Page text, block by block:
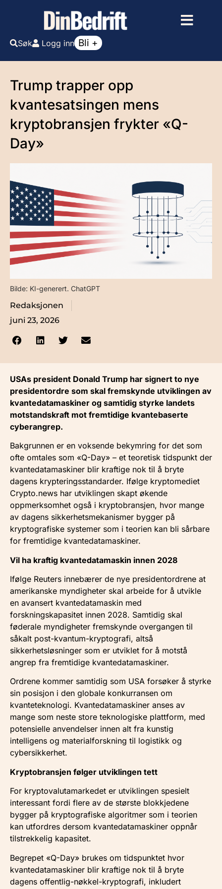
Søk Logg inn Bli +
Trump trapper opp
kvantesatsingen mens
kryptobransjen frykter «Q-
Day»
Bilde: KI-generert. ChatGPT
Redaksjonen
juni 23, 2026
USAs president Donald Trump har signert to nye
presidentordre som skal fremskynde utviklingen av
kvantedatamaskiner og samtidig styrke landets
motstandskraft mot fremtidige kvantebaserte
cyberangrep.
Bakgrunnen er en voksende bekymring for det som
ofte omtales som «Q-Day» – et teoretisk tidspunkt der
kvantedatamaskiner blir kraftige nok til å bryte
dagens krypteringsstandarder. Ifølge kryptomediet
Crypto.news har utviklingen skapt økende
oppmerksomhet også i kryptobransjen, hvor mange
av dagens sikkerhetsmekanismer bygger på
kryptografiske systemer som i teorien kan bli sårbare
for fremtidige kvantedatamaskiner.
Vil ha kraftig kvantedatamaskin innen 2028
Ifølge Reuters innebærer de nye presidentordrene at
amerikanske myndigheter skal arbeide for å utvikle
en avansert kvantedatamaskin med
forskningskapasitet innen 2028. Samtidig skal
føderale myndigheter fremskynde overgangen til
såkalt post-kvantum-kryptografi, altså
sikkerhetsløsninger som er utviklet for å motstå
angrep fra fremtidige kvantedatamaskiner.
Ordrene kommer samtidig som USA forsøker å styrke
sin posisjon i den globale konkurransen om
kvanteteknologi. Kvantedatamaskiner anses av
mange som neste store teknologiske plattform, med
potensielle anvendelser innen alt fra kunstig
intelligens og materialforskning til logistikk og
cybersikkerhet.
Kryptobransjen følger utviklingen tett
For kryptovalutamarkedet er utviklingen spesielt
interessant fordi flere av de største blokkjedene
bygger på kryptografiske algoritmer som i teorien
kan utfordres dersom kvantedatamaskiner oppnår
tilstrekkelig kapasitet.
Begrepet «Q-Day» brukes om tidspunktet hvor
kvantedatamaskiner blir kraftige nok til å bryte
dagens offentlig-nøkkel-kryptografi, inkludert